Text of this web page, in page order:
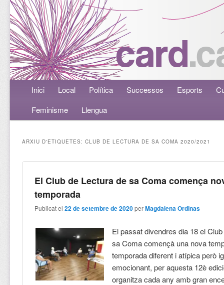
Menú principalAneu al contingut principal
Aneu al contingut secundari
Inici Local Política Successos Esports
Feminisme
Llengua
ARXIU D'ETIQUETES:CLUB DE LECTURA DE SA COMA 2020/2021
El Club de Lectura de sa Coma comença
temporada
Publicat el22 de setembre de 2020 perMagdalena Ordinas
El passat divendres dia 18 el
sa Coma començà una nova
temporada diferent i atípica però
emocionant, per aquesta 12è
organitza cada any amb gran